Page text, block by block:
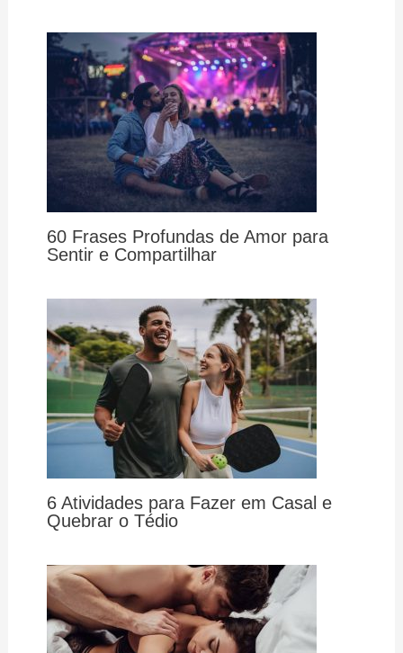
60 Frases Profundas de Amor para
Sentir e Compartilhar
6 Atividades para Fazer em Casal e
Quebrar o Tédio